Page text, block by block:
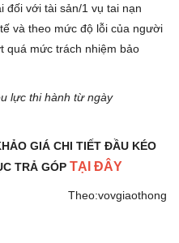
đối với tài sản/1 vụ tai nạn
và theo mức độ lỗi của người
quá mức trách nhiệm bảo
lực thi hành từ ngày
GIÁ CHI TIẾT ĐẦU KÉO
TRẢ GÓP TẠI ĐÂY
Theo:vovgiaothong